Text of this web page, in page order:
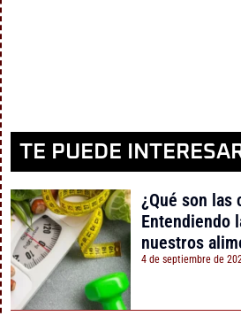
TE PUEDE
¿Qué son las
Entendiendo
nuestros
4 de septiembre de